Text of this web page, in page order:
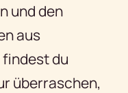
und den
aus
du
überraschen,